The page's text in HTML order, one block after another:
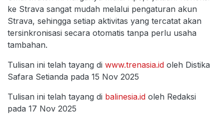
ke Strava sangat mudah melalui pengaturan akun
Strava, sehingga setiap aktivitas yang tercatat akan
tersinkronisasi secara otomatis tanpa perlu usaha
tambahan.
Tulisan ini telah tayang di www.trenasia.id oleh Distika
Safara Setianda pada 15 Nov 2025
Tulisan ini telah tayang di balinesia.id oleh Redaksi
pada 17 Nov 2025